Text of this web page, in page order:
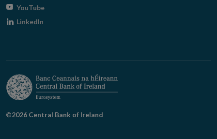
window
YouTubeOpens
LinkedIn
©2026 Central Bank of Ireland